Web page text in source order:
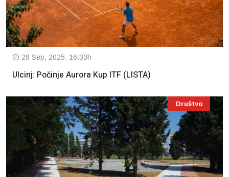
28 Sep, 2025. 16:30h
Ulcinj: Počinje Aurora Kup ITF (LISTA)
Društvo